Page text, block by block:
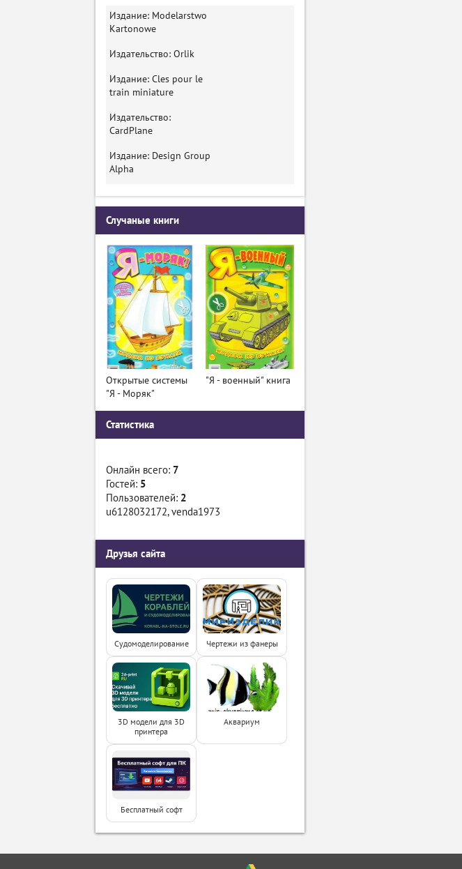
Издание: Modelarstwo
Kartonowe
Издательство: Orlik
Издание: Cles pour le
train miniature
Издательство:
CardPlane
Издание: Design Group
Alpha
Случаные книги
Открытые системы
"Я - Моряк"
"Я - военный" книга
Статистика
Онлайн всего: 7
Гостей: 5
Пользователей: 2
u6128032172,venda1973
Друзья сайта
Судомоделирование Чертежи из фанеры
3D модели для 3D
принтера
Аквариум
Бесплатный софт